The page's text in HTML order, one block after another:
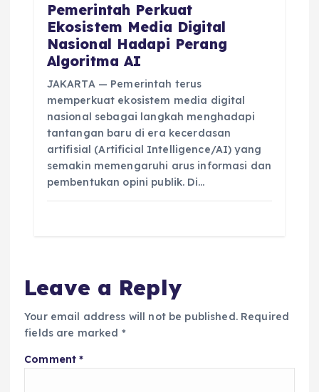
Pemerintah Perkuat
Ekosistem Media Digital
Nasional Hadapi Perang
Algoritma AI
JAKARTA — Pemerintah terus
memperkuat ekosistem media digital
nasional sebagai langkah menghadapi
tantangan baru di era kecerdasan
artifisial (Artificial Intelligence/AI) yang
semakin memengaruhi arus informasi dan
pembentukan opini publik. Di…
Leave a Reply
Your email address will not be published. Required
fields are marked *
Comment*